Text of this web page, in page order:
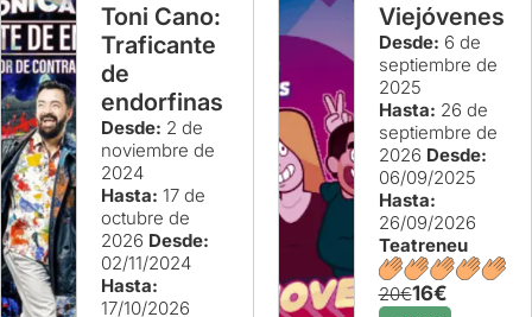
Toni Cano:
Traficante
de
endorfinas
Desde: 2 de
noviembre de
2024
Hasta: 17 de
octubre de
2026 Desde:
02/11/2024
Hasta:
17/10/2026
Viejóvenes
Desde: 6 de
septiembre de
2025
Hasta: 26 de
septiembre de
2026 Desde:
06/09/2025
Hasta:
26/09/2026
Teatreneu
20€16€